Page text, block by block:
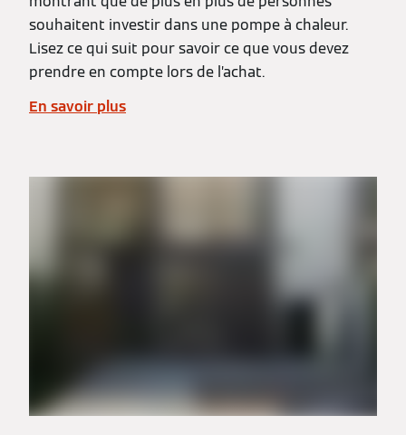
souhaitent investir dans une pompe à chaleur.
Lisez ce qui suit pour savoir ce que vous devez
prendre en compte lors de l’achat.
En savoir plus